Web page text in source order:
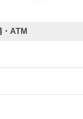
ATM